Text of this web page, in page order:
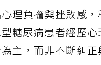
理負擔與挫敗感，
糖尿病患者經歷心
主，而非不斷糾正